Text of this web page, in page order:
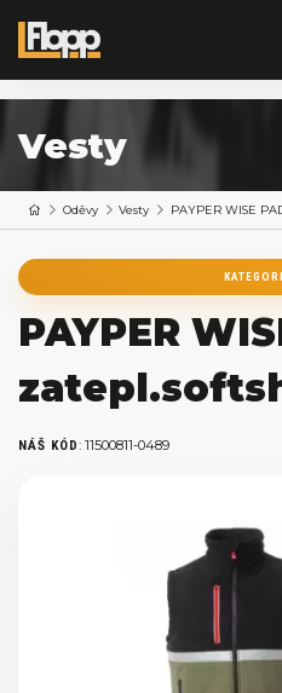
Vesty
Oděvy Vesty PAYPER WISE
PAYPER
NÁŠ KÓD: 11500811-0489